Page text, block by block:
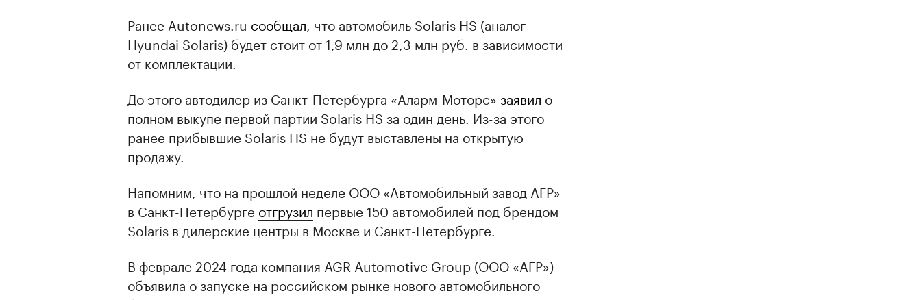
Ранее Autonews.ru сообщал, что автомобиль Solaris HS (аналог
Hyundai Solaris) будет стоит от 1,9 млн до 2,3 млн руб. в зависимости
от комплектации.
До этого автодилер из Санкт-Петербурга «Аларм-Моторс» заявил о
полном выкупе первой партии Solaris HS за один день. Из-за этого
ранее прибывшие Solaris HS не будут выставлены на открытую
продажу.
Напомним, что на прошлой неделе ООО «Автомобильный завод АГР»
в Санкт-Петербурге отгрузил первые 150 автомобилей под брендом
Solaris в дилерские центры в Москве и Санкт-Петербурге.
В феврале 2024 года компания AGR Automotive Group (ООО «АГР»)
объявила о запуске на российском рынке нового автомобильного